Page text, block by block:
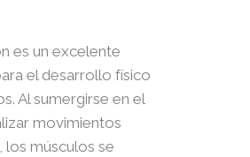
es un excelente
el desarrollo físico
Al sumergirse en el
movimientos
los músculos se